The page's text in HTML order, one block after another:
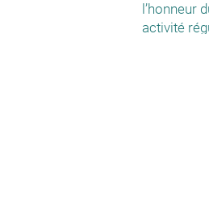
l’honneur
activité